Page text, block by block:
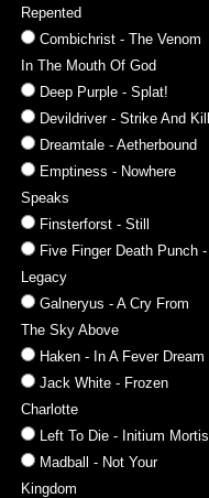
Repented
Combichrist - The Venom
In The Mouth Of God
Deep Purple - Splat!
Devildriver - Strike And Kill
Dreamtale - Aetherbound
Emptiness - Nowhere
Speaks
Finsterforst - Still
Five Finger Death Punch -
Legacy
Galneryus - A Cry From
The Sky Above
Haken - In A Fever Dream
Jack White - Frozen
Charlotte
Left To Die - Initium Mortis
Madball - Not Your
Kingdom